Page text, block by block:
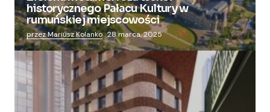
historycznego Pałacu Kultury w
rumuńskiej miejscowości
przez Mariusz Kolanko 28 marca, 2025